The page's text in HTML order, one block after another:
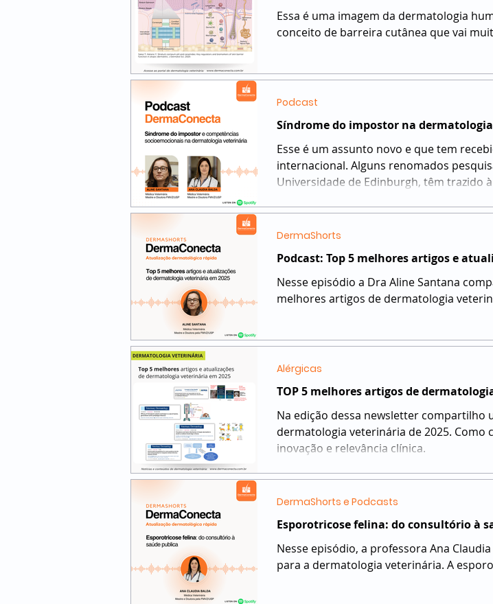
Essa é uma imagem da dermatologia
conceito de barreira cutânea que vai
Síndrome do impostor na
Esse é um assunto novo e que tem
internacional. Alguns renomados pesquisadores e educadores, como o Dr Tim Nuttall da
Universidade de Edinburgh, têm trazido
Podcast
Podcast: Top 5 melhores artigos e
Nesse episódio a Dra Aline Santana
melhores artigos de dermatologia
DermaShorts
TOP 5 melhores artigos de
Na edição dessa newsletter compartilho
dermatologia veterinária de 2025.
inovação e relevância clínica.
Alérgicas
Esporotricose felina: do consultório à
Nesse episódio, a professora Ana
para a dermatologia veterinária. A
DermaShorts e Podcasts